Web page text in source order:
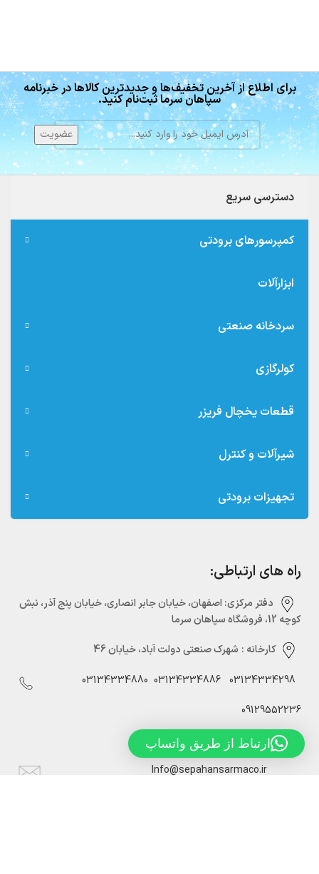
برای اطلاع از آخرین تخفیف‌ها و جدیدترین کالاها در خبرنامه
سپاهان سرما ثبت‌نام کنید.
دسترسی سریع
کمپرسورهای برودتی
ابزارآلات
سردخانه صنعتی
کولرگازی
قطعات یخچال فریزر
شیرآلات و کنترل
تجهیزات برودتی
راه های ارتباطی:
دفتر مرکزی:‌ اصفهان، خیابان جابر انصاری، خیابان پنج آذر، نبش
کوچه 12، فروشگاه سپاهان سرما
کارخانه : شهرک صنعتی دولت آباد، خیابان 46
03134334298
03134334886
03134334880
09129552236
Info@sepahansarmaco.ir
ارتباط از طریق واتساپ